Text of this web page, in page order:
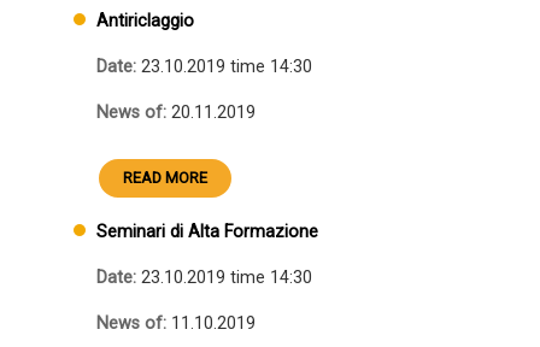
Antiriclaggio
Date: 23.10.2019 time 14:30
News of: 20.11.2019
READ MORE
Seminari di Alta Formazione
Date: 23.10.2019 time 14:30
News of: 11.10.2019